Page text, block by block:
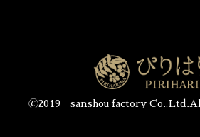
🄫2019 sanshou factory